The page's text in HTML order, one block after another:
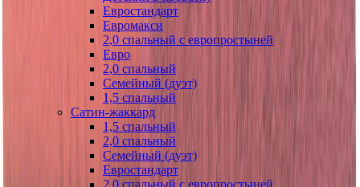
Евростандарт
Евромакси
2,0 спальный с европростыней
Евро
2,0 спальный
Семейный (дуэт)
1,5 спальный
Сатин-жаккард
1,5 спальный
2,0 спальный
Семейный (дуэт)
Евростандарт
2,0 спальный с европростыней